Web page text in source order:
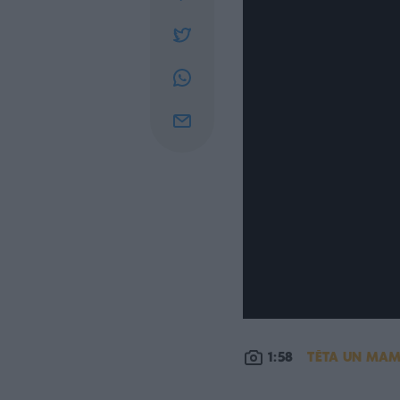
1:58 TĒTA UN